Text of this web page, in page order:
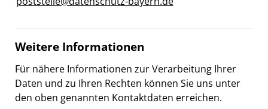
Weitere Informationen
Für nähere Informationen zur Verarbeitung Ihrer
Daten und zu Ihren Rechten können Sie uns unter
den oben genannten Kontaktdaten erreichen.